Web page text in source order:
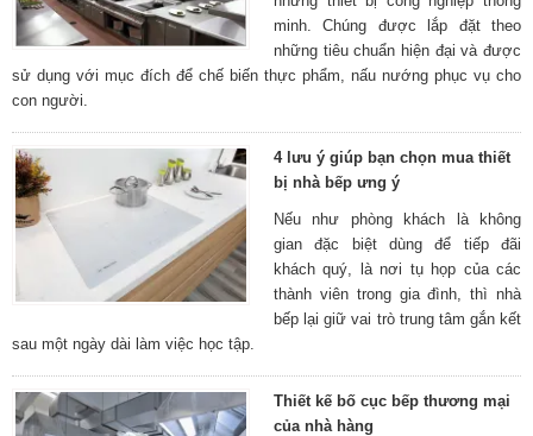
minh. Chúng được lắp đặt theo
những tiêu chuẩn hiện đại và được
sử dụng với mục đích để chế biến thực phẩm, nấu nướng phục vụ cho
con người.
4 lưu ý giúp bạn chọn mua thiết
bị nhà bếp ưng ý
Nếu như phòng khách là không
gian đặc biệt dùng để tiếp đãi
khách quý, là nơi tụ họp của các
thành viên trong gia đình, thì nhà
bếp lại giữ vai trò trung tâm gắn kết
sau một ngày dài làm việc học tập.
Thiết kế bố cục bếp thương mại
của nhà hàng